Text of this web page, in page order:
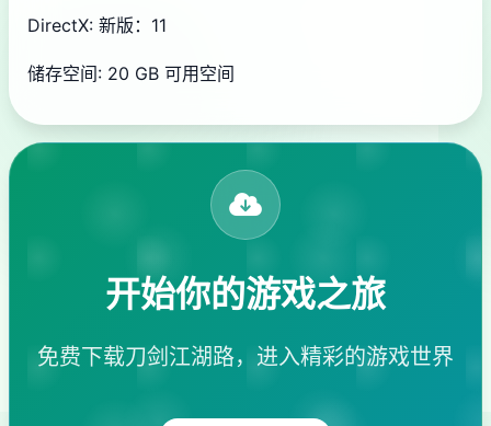
DirectX: 新版：11
储存空间: 20 GB 可用空间
开始你的游戏之旅
免费下载刀剑江湖路，进入精彩的游戏世界